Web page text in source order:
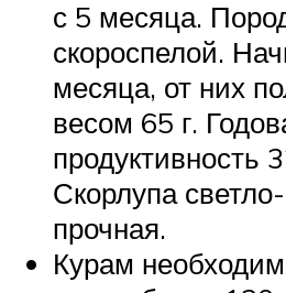
с 5 месяца.
скороспелой.
месяца, от них
весом 65 г.
продуктивность
Скорлупа
прочная.
Курам